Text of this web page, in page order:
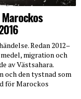
Redan 2012–
migration och
av Västsahara.
och den tystnad som
för Marockos